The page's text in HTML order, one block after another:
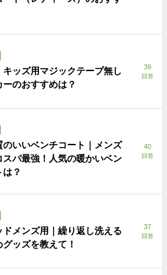
キッズ用マジックテープ無し
ーのおすすめは？
39
回答
のいいベンチコート｜メンズ
スパ最強！人気の暖かいベン
？
40
回答
ドメンズ用｜繰り返し洗える
ッズを教えて！
37
回答